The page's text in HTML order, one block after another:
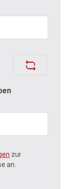
zur
an.